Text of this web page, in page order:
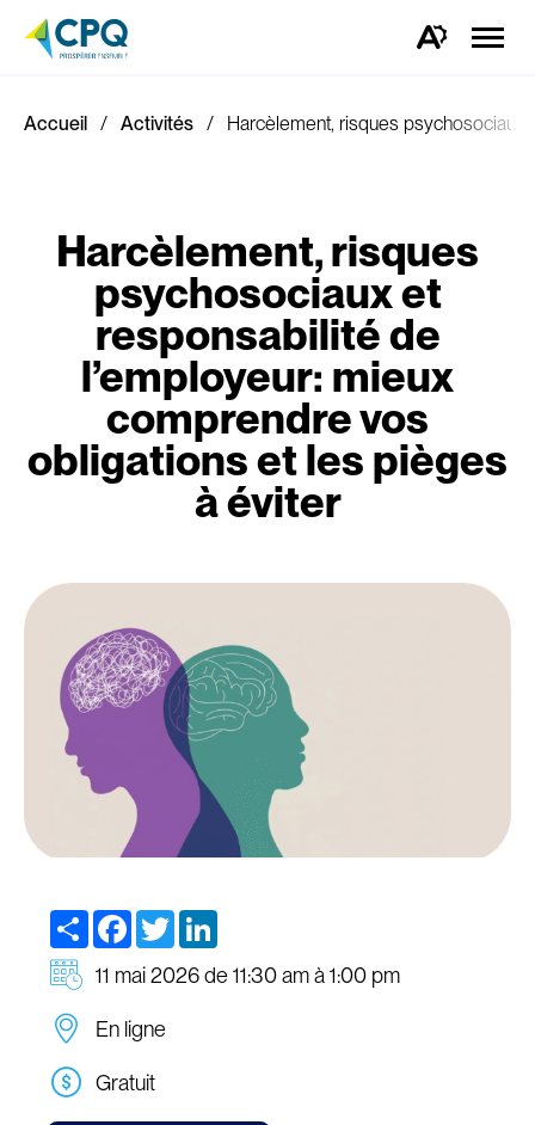
Ouvrez
d'accessibilité.
la
Accueil Activités Harcèlement, risques psychosociaux
Harcèlement, risques
psychosociaux et
responsabilité de
l’employeur: mieux
comprendre vos
obligations et les pièges
à éviter
11 mai 2026 de 11:30 am à 1:00 pm
En ligne
Gratuit
Share Facebook
Twitter